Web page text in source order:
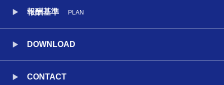
報酬基準 PLAN
DOWNLOAD
CONTACT